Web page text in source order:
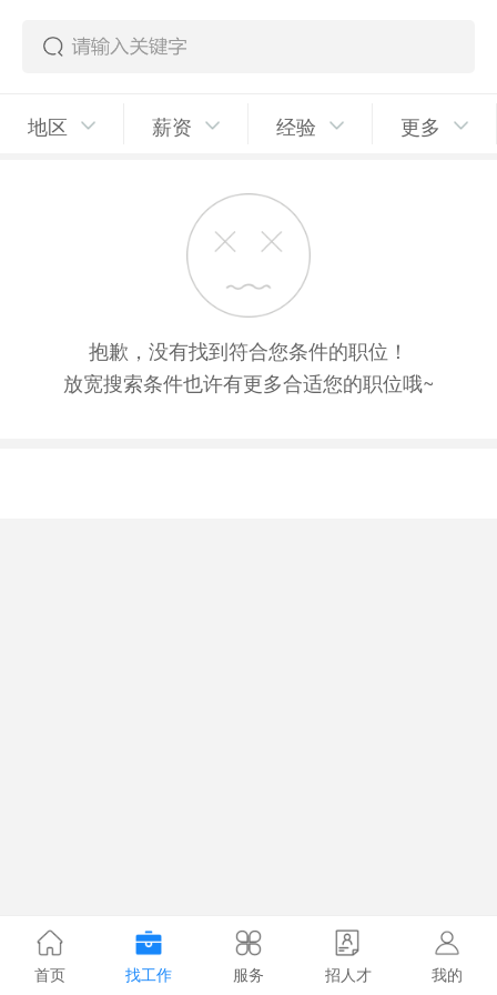
地区 薪资 经验 更多
抱歉，没有找到符合您条件的职位！
放宽搜索条件也许有更多合适您的职位哦~
首页 找工作 服务 招人才 我的